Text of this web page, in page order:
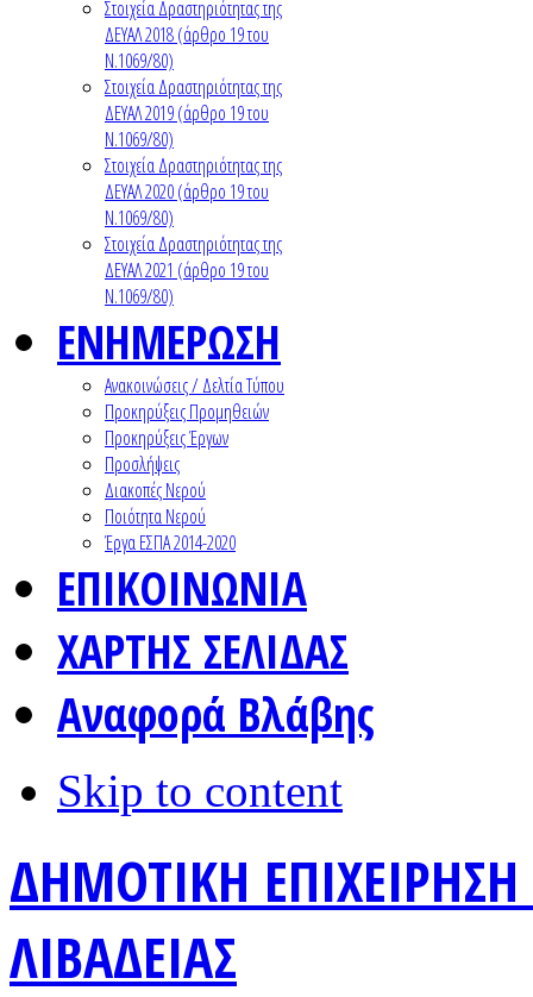
Στοιχεία Δραστηριότητας της
ΔΕΥΑΛ 2018 (άρθρο 19 του
Ν.1069/80)
Στοιχεία Δραστηριότητας της
ΔΕΥΑΛ 2019 (άρθρο 19 του
Ν.1069/80)
Στοιχεία Δραστηριότητας της
ΔΕΥΑΛ 2020 (άρθρο 19 του
Ν.1069/80)
Στοιχεία Δραστηριότητας της
ΔΕΥΑΛ 2021 (άρθρο 19 του
Ν.1069/80)
ΕΝΗΜΕΡΩΣΗ
Ανακοινώσεις / Δελτία Τύπου
Προκηρύξεις Προμηθειών
Προκηρύξεις Έργων
Προσλήψεις
Διακοπές Νερού
Ποιότητα Νερού
Έργα ΕΣΠΑ 2014-2020
ΕΠΙΚΟΙΝΩΝΙΑ
ΧΑΡΤΗΣ ΣΕΛΙΔΑΣ
Αναφορά Βλάβης
Skip to content
ΔΗΜΟΤΙΚΗ
ΛΙΒΑΔΕΙΑΣ